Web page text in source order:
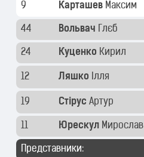
9 Карташев Максим
44 Вольвач Глєб
24 Куценко Кирил
12 Ляшко Ілля
19 Стірус Артур
11 Юрескул Мирослав
Представники: